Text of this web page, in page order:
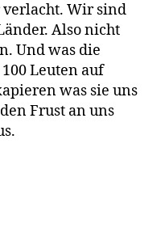
Wir sind
Also nicht
Und was die
Leuten auf
was sie uns
Frust an uns